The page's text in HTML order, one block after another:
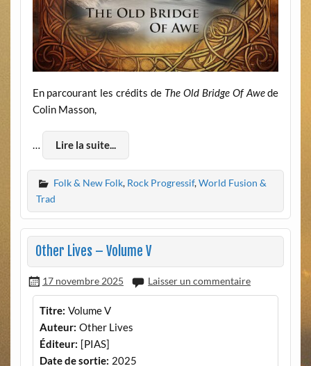
En parcourant les crédits de The Old Bridge Of Awede
Colin Masson,
… Lire la suite...
Folk & New Folk, Rock Progressif,World Fusion &
Trad
Other Lives – Volume V
17 novembre 2025 Laisser un commentaire
Titre: Volume V
Auteur: Other Lives
Éditeur: [PIAS]
Date de sortie: 2025